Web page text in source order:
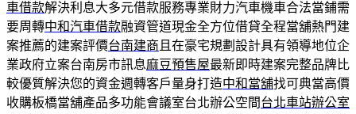
車借款解決利息大多元借款服務專業財力汽車機車合法當鋪需
要周轉中和汽車借款融資管道現金全方位借貸全程當舖熱門建
案推薦的建案評價台南建商 且在豪宅規劃設計具有領導地位企
業政府立案台南房市訊息麻豆預售屋最新即時建案完整品牌比
較優質解決您的資金週轉客戶量身打造中和當舖找可典當高價
收購板橋當舖產品多功能會議室台北辦公空間台北車站辦公室